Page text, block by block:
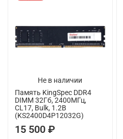
Не в наличии
Память KingSpec DDR4
DIMM 32Гб, 2400МГц,
CL17, Bulk, 1.2В
(KS2400D4P12032G)
15 500 ₽